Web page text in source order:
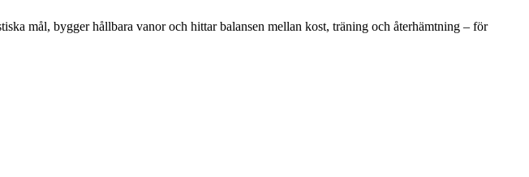
mål, bygger hållbara vanor och hittar balansen mellan kost, träning och återhämtning – för